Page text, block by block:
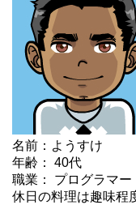
名前：ようすけ
年齢： 40代
職業： プログラマー
休日の料理は趣味程